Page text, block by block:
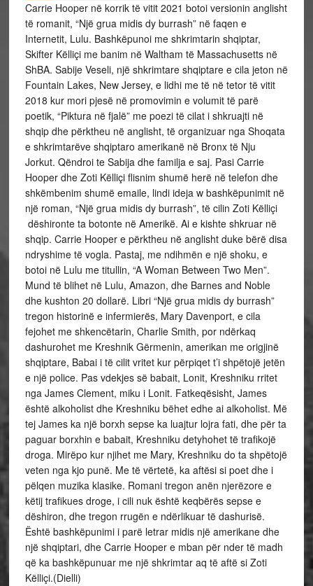
Carrie Hooper në korrik të vitit 2021 botoi versionin anglisht
të romanit, “Një grua midis dy burrash” në faqen e
Internetit, Lulu. Bashkëpunoi me shkrimtarin shqiptar,
Skifter Këlliçi me banim në Waltham të Massachusetts në
ShBA. Sabije Veseli, një shkrimtare shqiptare e cila jeton në
Fountain Lakes, New Jersey, e lidhi me të në tetor të vitit
2018 kur mori pjesë në promovimin e volumit të parë
poetik, “Piktura në fjalë” me poezi të cilat i shkruajti në
shqip dhe përktheu në anglisht, të organizuar nga Shoqata
e shkrimtarëve shqiptaro amerikanë në Bronx të Nju
Jorkut. Qëndroi te Sabija dhe familja e saj. Pasi Carrie
Hooper dhe Zoti Këlliçi flisnim shumë herë në telefon dhe
shkëmbenim shumë emaile, lindi ideja w bashkëpunimit në
një roman, “Një grua midis dy burrash”, të cilin Zoti Këlliçi
dëshironte ta botonte në Amerikë. Ai e kishte shkruar në
shqip. Carrie Hooper e përktheu në anglisht duke bërë disa
ndryshime të vogla. Pastaj, me ndihmën e një shoku, e
botoi në Lulu me titullin, “A Woman Between Two Men”.
Mund të blihet në Lulu, Amazon, dhe Barnes and Noble
dhe kushton 20 dollarë. Libri “Një grua midis dy burrash”
tregon historinë e infermierës, Mary Davenport, e cila
fejohet me shkencëtarin, Charlie Smith, por ndërkaq
dashurohet me Kreshnik Gërmenin, amerikan me origjinë
shqiptare, Babai i të cilit vritet kur përpiqet t’i shpëtojë jetën
e një police. Pas vdekjes së babait, Lonit, Kreshniku rritet
nga James Clement, miku i Lonit. Fatkeqësisht, James
është alkoholist dhe Kreshniku bëhet edhe ai alkoholist. Më
tej James ka një borxh sepse ka luajtur lojra fati, dhe për ta
paguar borxhin e babait, Kreshniku detyhohet të trafikojë
droga. Mirëpo kur njihet me Mary, Kreshniku do ta shpëtojë
veten nga kjo punë. Me të vërtetë, ka aftësi si poet dhe i
pëlqen muzika klasike. Romani tregon anën njerëzore e
këtij trafikues droge, i cili nuk është keqbërës sepse e
dëshiron, dhe tregon rrugën e ndërlikuar të dashurisë.
Është bashkëpunimi i parë letrar midis një amerikane dhe
një shqiptari, dhe Carrie Hooper e mban për nder të madh
që ka bashkëpunuar me një shkrimtar aq të aftë si Zoti
Këlliçi.(Dielli)